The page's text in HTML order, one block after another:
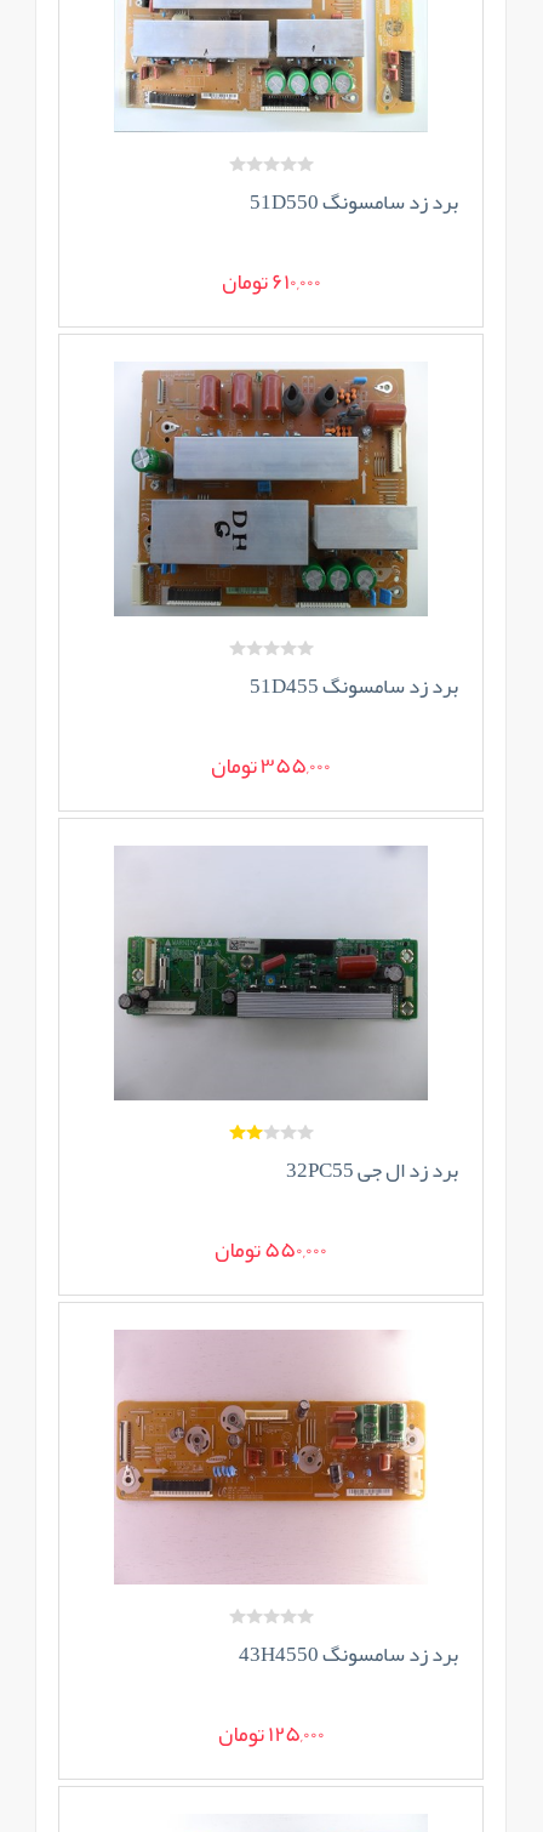
برد زد سامسونگ 51D550
610,000 تومان
برد زد سامسونگ 51D455
355,000 تومان
برد زد ال جی 32PC55
550,000 تومان
برد زد سامسونگ 43H4550
125,000 تومان